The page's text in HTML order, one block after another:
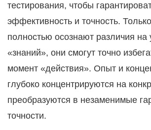
тестирования, чтобы
эффективность и точность.
полностью осознают различия на
«знаний», они смогут точно
момент «действия». Опыт и
глубоко концентрируются на
преобразуются в незаменимые
точности.